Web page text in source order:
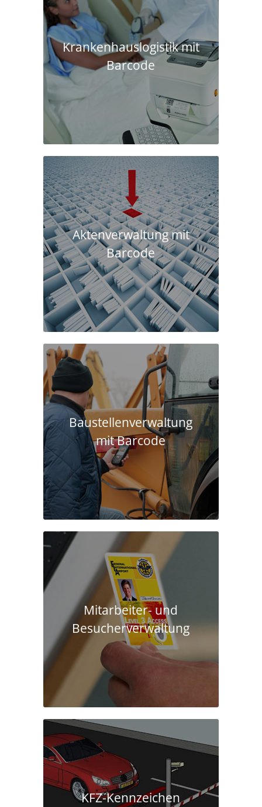
Krankenhaus­logistik mit
Barcode
Aktenverwaltung mit
Barcode
Baustellen­verwaltung
mit Barcode
Mitarbeiter- und
Besucherverwaltung
KFZ-Kennzeichen